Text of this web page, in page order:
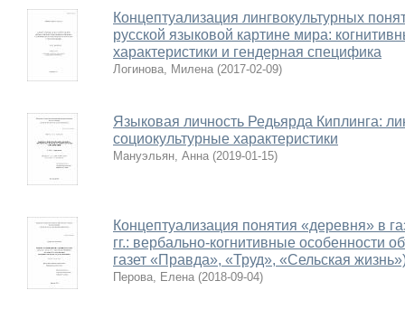
Концептуализация лингвокультурных
русской языковой картине мира:
характеристики и гендерная специфика
Логинова, Милена (2017-02-09)
Языковая личность Редьярда Киплинга:
социокультурные характеристики
Мануэльян, Анна (2019-01-15)
Концептуализация понятия «деревня» в
гг.: вербально-когнитивные особенности
газет «Правда», «Труд», «Сельская
Перова, Елена (2018-09-04)